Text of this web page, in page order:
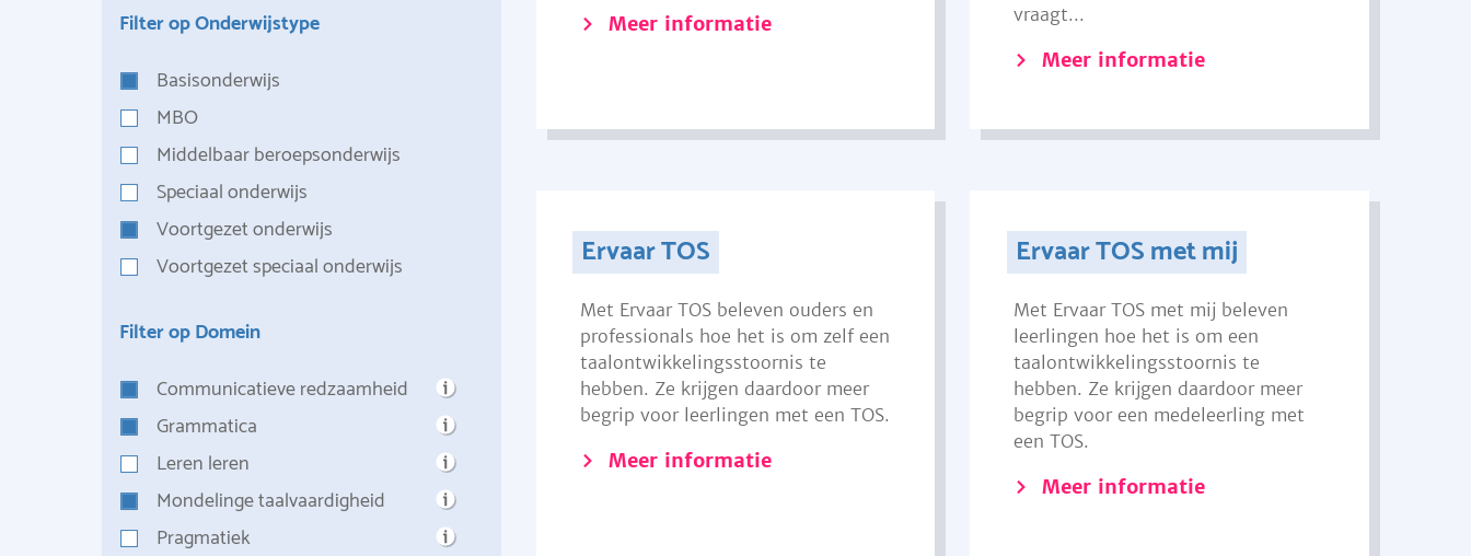
Filter op Onderwijstype
Basisonderwijs
MBO
Middelbaar beroepsonderwijs
Speciaal onderwijs
Voortgezet onderwijs
Voortgezet speciaal onderwijs
Filter op Domein
Communicatieve redzaamheid
Grammatica
Leren leren
Mondelinge taalvaardigheid
Pragmatiek
Meer informatie
vraagt...
Meer informatie
Ervaar TOS
Met Ervaar TOS beleven ouders en
professionals hoe het is om zelf een
taalontwikkelingsstoornis te
hebben. Ze krijgen daardoor meer
begrip voor leerlingen met een TOS.
Meer informatie
Ervaar TOS met mij
Met Ervaar TOS met mij beleven
leerlingen hoe het is om een
taalontwikkelingsstoornis te
hebben. Ze krijgen daardoor meer
begrip voor een medeleerling met
een TOS.
Meer informatie